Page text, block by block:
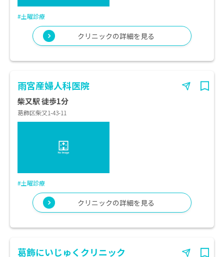
#土曜診療
クリニックの詳細を見る
雨宮産婦人科医院
柴又駅 徒歩1分
葛飾区柴又1-43-11
#土曜診療
クリニックの詳細を見る
葛飾にいじゅくクリニック